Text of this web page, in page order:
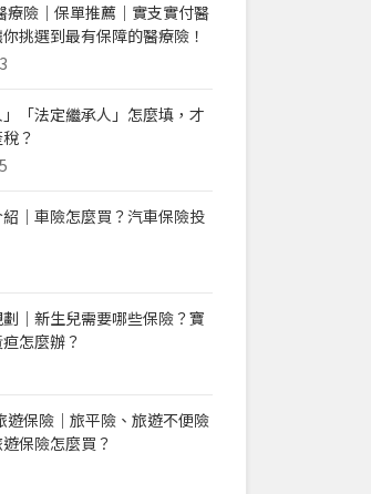
療險｜保單推薦｜實支實付醫
挑選到最有保障的醫療險！
「法定繼承人」怎麼填，才
？
｜車險怎麼買？汽車保險投
｜新生兒需要哪些保險？寶
怎麼辦？
遊保險｜旅平險、旅遊不便險
保險怎麼買？